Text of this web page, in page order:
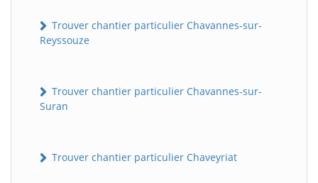
Trouver chantier particulier Chavannes-sur-
Reyssouze
Trouver chantier particulier Chavannes-sur-
Suran
Trouver chantier particulier Chaveyriat